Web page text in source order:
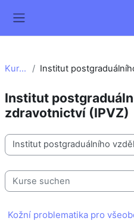
Kurse
Institut
zdravotnictví (IPVZ)
Kursbereiche
Kurse suchen
Kožní problematika pro